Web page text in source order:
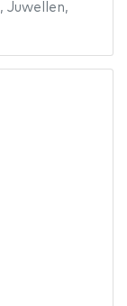
, Juwellen,